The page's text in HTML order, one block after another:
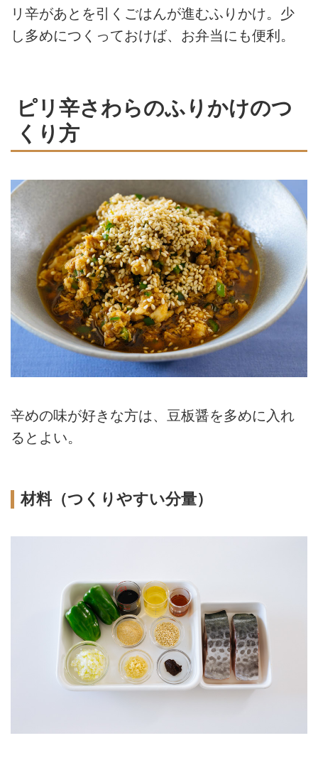
リ辛があとを引くごはんが進むふりかけ。少
し多めにつくっておけば、お弁当にも便利。
ピリ辛さわらのふりかけのつ
くり方
辛めの味が好きな方は、豆板醤を多めに入れ
るとよい。
材料（つくりやすい分量）